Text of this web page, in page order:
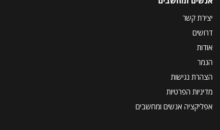
יצירת קשר
דרושים
אודות
הנמר
הצהרת נגישות
מדיניות הפרטיות
אפליקציה אנשים ומחשבים